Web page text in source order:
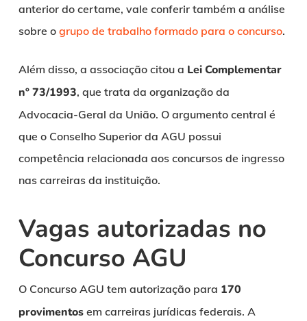
anterior do certame, vale conferir também a análise
sobre o grupo de trabalho formado para o concurso.
Além disso, a associação citou a Lei Complementar
nº 73/1993, que trata da organização da
Advocacia-Geral da União. O argumento central é
que o Conselho Superior da AGU possui
competência relacionada aos concursos de ingresso
nas carreiras da instituição.
Vagas autorizadas no
Concurso AGU
O Concurso AGU tem autorização para 170
provimentosem carreiras jurídicas federais. A